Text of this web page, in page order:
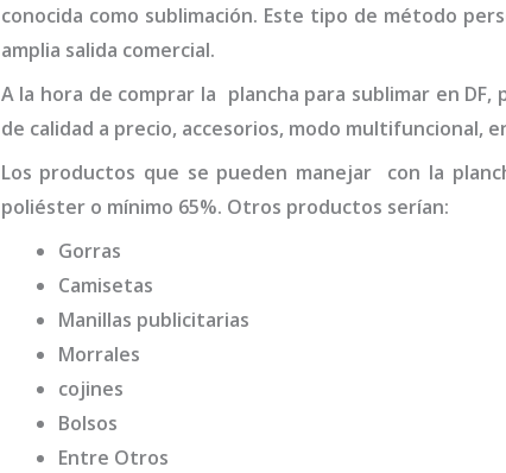
conocida como sublimación. Este tipo de método
amplia salida comercial.
A la hora de comprar la plancha para sublimaren DF,
de calidad a precio, accesorios, modo multifuncional,
Los productos que se pueden manejar con la
poliéster o mínimo 65%. Otros productos serían:
Gorras
Camisetas
Manillas publicitarias
Morrales
cojines
Bolsos
Entre Otros